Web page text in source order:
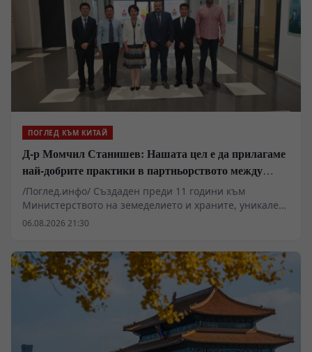
ПОГЛЕД КЪМ КИТАЙ
Д-р Момчил Станишев: Нашата цел е да прилагаме
най-добрите практики в партньорството между
Китай и ЦИЕ
/Поглед.инфо/ Създаден преди 11 години към
Министерството на земеделието и храните, уникален
по своите цели и приоритети Центърът за
„набира скорост“ и последователи , както от България
и Китай, така и от всички страни от ЦИЕ. Дори през
летните месеци Центърът допринася чрез
провеждането на редица събития , с участието на
предприемачи и стартъп-компании - представители
на аграрния сектор да насърчава търговията,
инвестициите и технологичния обмен между Китай и
06.08.2026 21:30